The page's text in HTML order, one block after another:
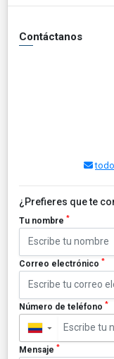
Contáctanos
¿Prefieres que te
Tu nombre *
Correo electrónico *
Número de teléfono *
▼
Mensaje *